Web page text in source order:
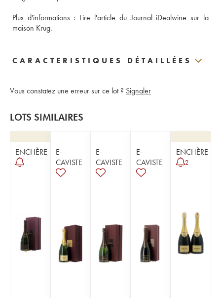
Plus d'informations : Lire l'article du Journal iDealwine sur la
maison Krug.
CARACTERISTIQUES DÉTAILLÉES
Vous constatez une erreur sur ce lot ? Signaler
LOTS SIMILAIRES
ENCHÈRE
E-
CAVISTE
E-
CAVISTE
E-
CAVISTE
ENCHÈRE
2